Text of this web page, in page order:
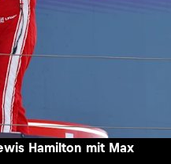
Hamilton mit Max